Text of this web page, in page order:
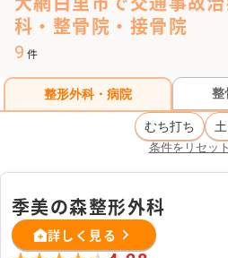
科・整骨院・接骨院
9 件
整形外科・病院 整
むち打ち
条件をリセッ
季美の森整形外科
詳しく見る